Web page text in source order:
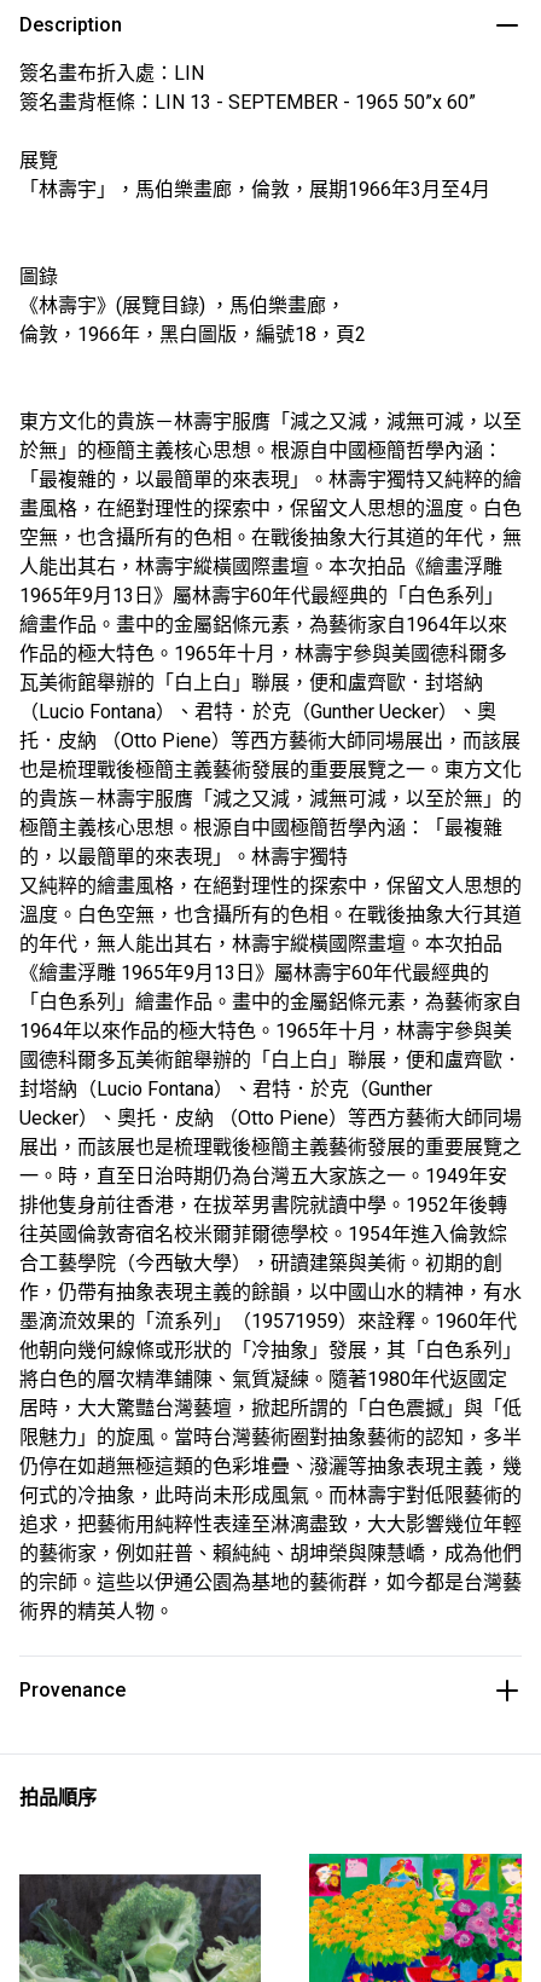
Description
簽名畫布折入處：LIN
簽名畫背框條：LIN 13 - SEPTEMBER - 1965 50”x 60”
展覽
「林壽宇」，馬伯樂畫廊，倫敦，展期1966年3月至4月
圖錄
《林壽宇》(展覽目錄) ，馬伯樂畫廊，
倫敦，1966年，黑白圖版，編號18，頁2
東方文化的貴族－林壽宇服膺「減之又減，減無可減，以至
於無」的極簡主義核心思想。根源自中國極簡哲學內涵：
「最複雜的，以最簡單的來表現」。林壽宇獨特又純粹的繪
畫風格，在絕對理性的探索中，保留文人思想的溫度。白色
空無，也含攝所有的色相。在戰後抽象大行其道的年代，無
人能出其右，林壽宇縱橫國際畫壇。本次拍品《繪畫浮雕
1965年9月13日》屬林壽宇60年代最經典的「白色系列」
繪畫作品。畫中的金屬鋁條元素，為藝術家自1964年以來
作品的極大特色。1965年十月，林壽宇參與美國德科爾多
瓦美術館舉辦的「白上白」聯展，便和盧齊歐．封塔納
（Lucio Fontana）、君特．於克（Gunther Uecker）、奧
托．皮納 （Otto Piene）等西方藝術大師同場展出，而該展
也是梳理戰後極簡主義藝術發展的重要展覽之一。東方文化
的貴族－林壽宇服膺「減之又減，減無可減，以至於無」的
極簡主義核心思想。根源自中國極簡哲學內涵：「最複雜
的，以最簡單的來表現」。林壽宇獨特
又純粹的繪畫風格，在絕對理性的探索中，保留文人思想的
溫度。白色空無，也含攝所有的色相。在戰後抽象大行其道
的年代，無人能出其右，林壽宇縱橫國際畫壇。本次拍品
《繪畫浮雕 1965年9月13日》屬林壽宇60年代最經典的
「白色系列」繪畫作品。畫中的金屬鋁條元素，為藝術家自
1964年以來作品的極大特色。1965年十月，林壽宇參與美
國德科爾多瓦美術館舉辦的「白上白」聯展，便和盧齊歐．
封塔納（Lucio Fontana）、君特．於克（Gunther
Uecker）、奧托．皮納 （Otto Piene）等西方藝術大師同場
展出，而該展也是梳理戰後極簡主義藝術發展的重要展覽之
一。時，直至日治時期仍為台灣五大家族之一。1949年安
排他隻身前往香港，在拔萃男書院就讀中學。1952年後轉
往英國倫敦寄宿名校米爾菲爾德學校。1954年進入倫敦綜
合工藝學院（今西敏大學），研讀建築與美術。初期的創
作，仍帶有抽象表現主義的餘韻，以中國山水的精神，有水
墨滴流效果的「流系列」（19571959）來詮釋。1960年代
他朝向幾何線條或形狀的「冷抽象」發展，其「白色系列」
將白色的層次精準鋪陳、氣質凝練。隨著1980年代返國定
居時，大大驚豔台灣藝壇，掀起所謂的「白色震撼」與「低
限魅力」的旋風。當時台灣藝術圈對抽象藝術的認知，多半
仍停在如趙無極這類的色彩堆疊、潑灑等抽象表現主義，幾
何式的冷抽象，此時尚未形成風氣。而林壽宇對低限藝術的
追求，把藝術用純粹性表達至淋漓盡致，大大影響幾位年輕
的藝術家，例如莊普、賴純純、胡坤榮與陳慧嶠，成為他們
的宗師。這些以伊通公園為基地的藝術群，如今都是台灣藝
術界的精英人物。
Provenance
拍品順序